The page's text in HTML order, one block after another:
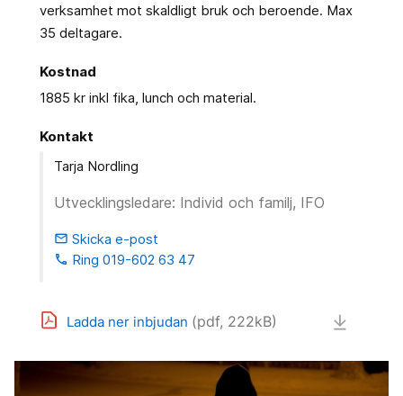
verksamhet mot skaldligt bruk och beroende. Max
35 deltagare.
Kostnad
1885 kr inkl fika, lunch och material.
Kontakt
Tarja Nordling
Utvecklingsledare: Individ och familj, IFO
email Skicka e-post
phone Ring 019-602 63 47
Ladda ner inbjudan (pdf, 222kB)